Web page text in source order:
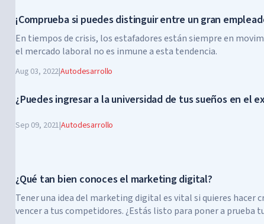
¡Comprueba si puedes distinguir entre un gran
En tiempos de crisis, los estafadores están siempre en
el mercado laboral no es inmune a esta tendencia.
Aug 03, 2022|Autodesarrollo
¿Puedes ingresar a la universidad de tus sueños en el
Sep 09, 2021|Autodesarrollo
¿Qué tan bien conoces el marketing digital?
Tener una idea del marketing digital es vital si quieres hacer
vencer a tus competidores. ¿Estás listo para poner a prueba